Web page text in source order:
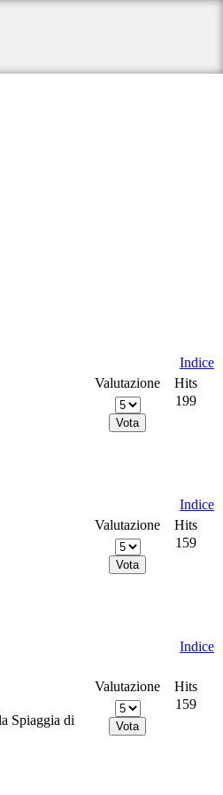
Indice
Valutazione
Hits
199
Indice
Valutazione
Hits
159
Indice
Valutazione
Hits
Spiaggia di
159